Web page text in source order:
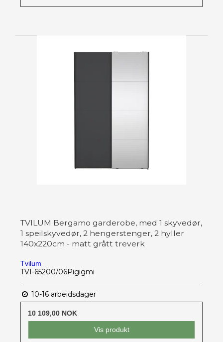
TVILUM Bergamo garderobe, med 1 skyvedør,
1 speilskyvedør, 2 hengerstenger, 2 hyller
140x220cm - matt grått treverk
Tvilum
TVI-65200/06Pigigmi
10-16 arbeidsdager
10 109,00 NOK
Vis produkt